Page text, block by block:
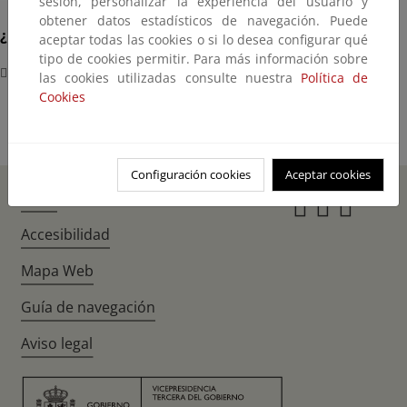
¿Dónde?
Complejo Ministerial de Cuzco - Paseo de la Castellana, 162
obtener datos estadísticos de navegación. Puede
aceptar todas las cookies o si lo desea configurar qué
tipo de cookies permitir. Para más información sobre
las cookies utilizadas consulte nuestra Política de
Cookies
Configuración cookies Aceptar cookies
Accesibilidad
Mapa Web
Guía de navegación
Aviso legal